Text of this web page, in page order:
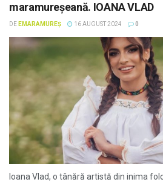
maramureșeană. IOANA VLAD
DE EMARAMUREȘ 16 AUGUST 2024 0
Ioana Vlad, o tânără artistă din inima